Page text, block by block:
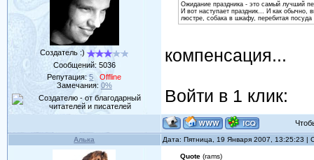
Создатель :)
Сообщений: 5036
Репутация:5
Offline
Замечания: 0%
Ожидание праздника - это самый лучший
И вот наступает праздник... И как
люстре, собака в шкафу, перебитая
компенсация...
Войти в 1 клик:
Алька Дата: Пятница, 19 Января 2007, 13:25:23 |
Quote(rams)